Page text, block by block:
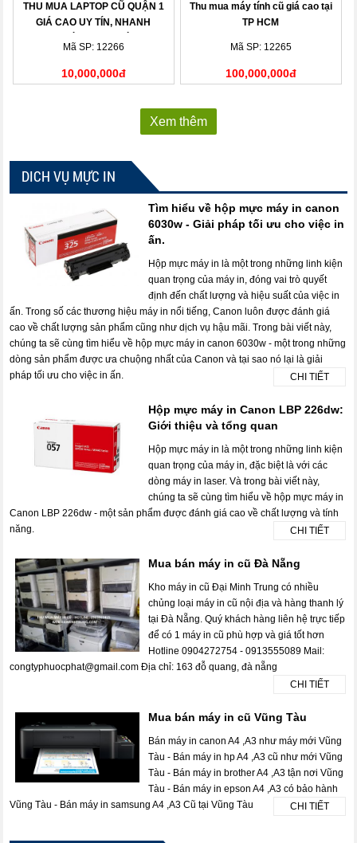
THU MUA LAPTOP CŨ QUẬN 1
GIÁ CAO UY TÍN, NHANH
Mã SP: 12266
10,000,000đ
Thu mua máy tính cũ giá cao tại
TP HCM
Mã SP: 12265
100,000,000đ
Xem thêm
DICH VỤ MỰC IN
Tìm hiểu về hộp mực máy in canon
6030w - Giải pháp tối ưu cho việc in
ấn.
Hộp mực máy in là một trong những linh kiện
quan trọng của máy in, đóng vai trò quyết
định đến chất lượng và hiệu suất của việc in
ấn. Trong số các thương hiệu máy in nổi tiếng, Canon luôn được đánh giá
cao về chất lượng sản phẩm cũng như dịch vụ hậu mãi. Trong bài viết này,
chúng ta sẽ cùng tìm hiểu về hộp mực máy in canon 6030w - một trong những
dòng sản phẩm được ưa chuộng nhất của Canon và tại sao nó lại là giải
pháp tối ưu cho việc in ấn.
CHI TIẾT
Hộp mực máy in Canon LBP 226dw:
Giới thiệu và tổng quan
Hộp mực máy in là một trong những linh kiện
quan trọng của máy in, đặc biệt là với các
dòng máy in laser. Và trong bài viết này,
chúng ta sẽ cùng tìm hiểu về hộp mực máy in
Canon LBP 226dw - một sản phẩm được đánh giá cao về chất lượng và tính
năng.
CHI TIẾT
Mua bán máy in cũ Đà Nẵng
Kho máy in cũ Đại Minh Trung có nhiều
chủng loại máy in cũ nội địa và hàng thanh lý
tại Đà Nẵng. Quý khách hàng liên hệ trực tiếp
để có 1 máy in cũ phù hợp và giá tốt hơn
Hotline 0904272754 - 0913555089 Mail:
congtyphuocphat@gmail.com Địa chỉ: 163 đỗ quang, đà nẵng
CHI TIẾT
Mua bán máy in cũ Vũng Tàu
Bán máy in canon A4 ,A3 như máy mới Vũng
Tàu - Bán máy in hp A4 ,A3 cũ như mới Vũng
Tàu - Bán máy in brother A4 ,A3 tận nơi Vũng
Tàu - Bán máy in epson A4 ,A3 có bảo hành
Vũng Tàu - Bán máy in samsung A4 ,A3 Cũ tại Vũng Tàu
CHI TIẾT